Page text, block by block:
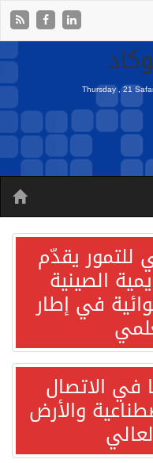
Thursday , 21
للتمور يقدّم
الصينية
في إطار
في الاتصال
والأرض